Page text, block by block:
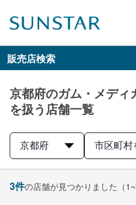
販売店検索
京都府のガム・メデ
を扱う店舗一覧
京都府 市区町村
3件の店舗が見つかりました （